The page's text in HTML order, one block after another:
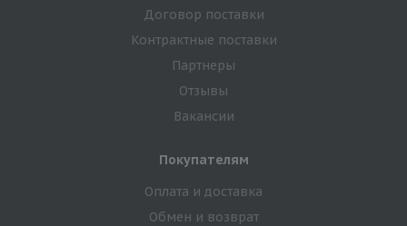
Договор поставки
Контрактные поставки
Партнеры
Отзывы
Вакансии
Покупателям
Оплата и доставка
Обмен и возврат